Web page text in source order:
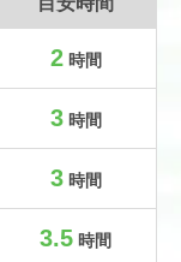
2時間
3時間
3時間
3.5 時間